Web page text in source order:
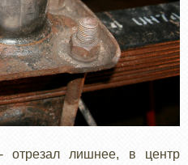
лишнее, в центр